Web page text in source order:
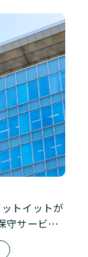
ットイットが
守サービ